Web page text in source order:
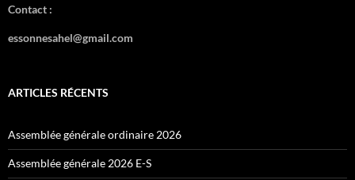
Contact :
essonnesahel@gmail.com
ARTICLES RÉCENTS
Assemblée générale ordinaire 2026
Assemblée générale 2026 E-S